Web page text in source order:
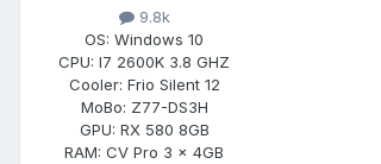
9.8k
OS: Windows 10
CPU: I7 2600K 3.8 GHZ
Cooler: Frio Silent 12
MoBo: Z77-DS3H
GPU: RX 580 8GB
RAM: CV Pro 3 x 4GB